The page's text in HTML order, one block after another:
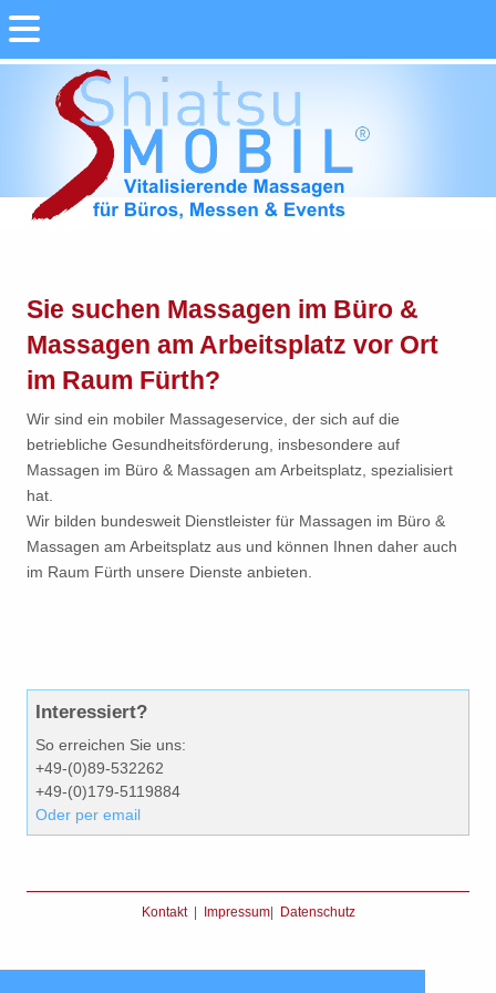
Sie suchen Massagen im Büro &
Massagen am Arbeitsplatz vor Ort
im Raum Fürth?
Wir sind ein mobiler Massageservice, der sich auf die
betriebliche Gesundheitsförderung, insbesondere auf
Massagen im Büro & Massagen am Arbeitsplatz, spezialisiert
hat.
Wir bilden bundesweit Dienstleister für Massagen im Büro &
Massagen am Arbeitsplatz aus und können Ihnen daher auch
im Raum Fürth unsere Dienste anbieten.
Interessiert?
So erreichen Sie uns:
+49-(0)89-532262
+49-(0)179-5119884
Oder per email
Kontakt| Impressum| Datenschutz